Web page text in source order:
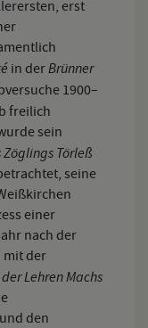
erst
in derBrünner
1900–
freilich
sein
Törleß
seine
einer
nach der
mit der
Lehren Machs
den